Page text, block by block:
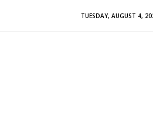
TUESDAY, AUGUST 4,